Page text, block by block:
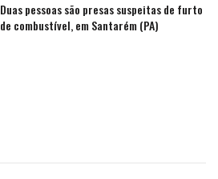
Duas pessoas são presas suspeitas de furto
de combustível, em Santarém (PA)